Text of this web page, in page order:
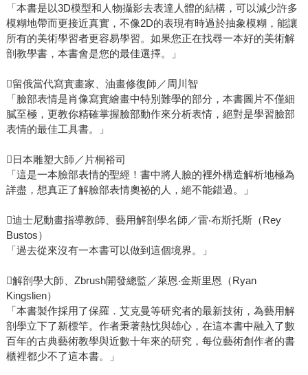
「本書是以3D模型和人物攝影去表達人體的結構，可以減少許多
模糊地帶而更接近真實，不像2D的表現有時過於抽象模糊，能讓
所有的美術學習者更容易學習。如果您正在找尋一本好的美術解
剖教學書，本書會是您的最佳選擇。」
留俄當代寫實畫家、油畫修復師／周川智
「臉部表情是肖像寫實繪畫中特別難學的部分，本書圖片不僅細
膩至極，更教你精確掌握臉部動作來分析表情，絕對是學習臉部
表情的最佳工具書。」
日本雕塑大師／片桐裕司
「這是一本臉部表情的聖經！書中將人臉的裡外構造解析地極為
詳盡，想真正了解臉部表情奧祕的人，絕不能錯過。」
迪士尼動畫指導教師、藝用解剖學名師／雷‧布斯托斯（Rey
Bustos）
「過去從來沒有一本書可以做到這個境界。」
解剖學大師、Zbrush開發總監／萊恩‧金斯里恩（Ryan
Kingslien）
「本書製作採用了保羅．艾克曼等研究者的最新技術，為藝用解
剖學立下了新標竿。作者秉著熱忱與雄心，在這本書中融入了數
百年的古典藝術教學與近數十年來的研究，每位藝術創作者的書
櫃裡都少不了這本書。」